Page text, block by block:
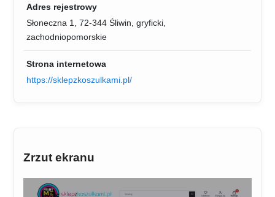
Adres rejestrowy
Słoneczna 1, 72-344 Śliwin, gryficki,
zachodniopomorskie
Strona internetowa
https://sklepzkoszulkami.pl/
Zrzut ekranu